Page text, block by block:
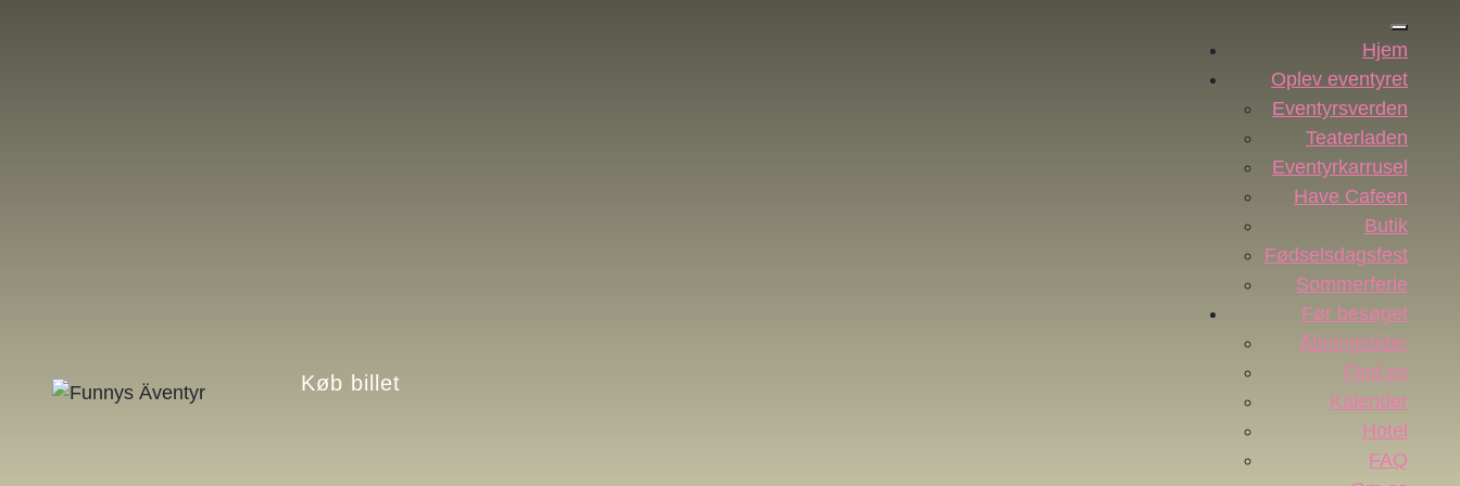
Køb billet
Hjem
Oplev eventyret
Eventyrsverden
Teaterladen
Eventyrkarrusel
Have Cafeen
Butik
Fødselsdagsfest
Sommerferie
Før besøget
Åbningstider
Find os
Kalender
Hotel
FAQ